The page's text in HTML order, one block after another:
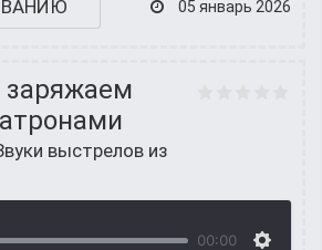
05 январь 2026
заряжаем
выстрелов из
00:00